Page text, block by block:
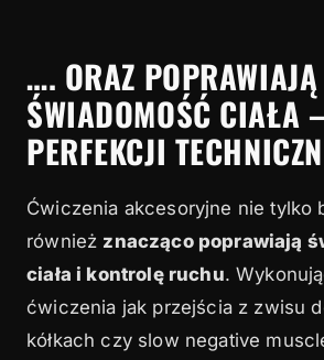
…. ORAZ POPRAWIAJĄ
ŚWIADOMOŚĆ CIAŁA
PERFEKCJI
Ćwiczenia akcesoryjne nie tylko
również znacząco poprawiają
ciała i kontrolę ruchu.
ćwiczenia jak przejścia z zwisu
kółkach czy slow negative